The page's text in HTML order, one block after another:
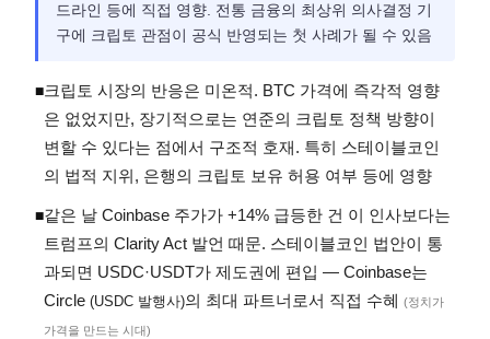
드라인 등에 직접 영향. 전통 금융의 최상위 의사결정 기
구에 크립토 관점이 공식 반영되는 첫 사례가 될 수 있음
◾크립토 시장의 반응은 미온적. BTC 가격에 즉각적 영향
은 없었지만, 장기적으로는 연준의 크립토 정책 방향이
변할 수 있다는 점에서 구조적 호재. 특히 스테이블코인
의 법적 지위, 은행의 크립토 보유 허용 여부 등에 영향
◾같은 날 Coinbase 주가가 +14% 급등한 건 이 인사보다는
트럼프의 Clarity Act 발언 때문. 스테이블코인 법안이 통
과되면 USDC·USDT가 제도권에 편입 — Coinbase는
Circle (USDC 발행사)의 최대 파트너로서 직접 수혜 (정치가
가격을 만드는 시대)